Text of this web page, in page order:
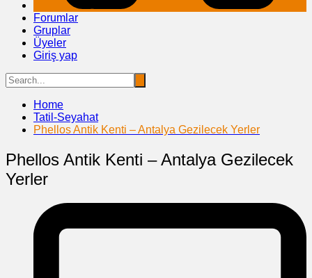
Forumlar
Gruplar
Üyeler
Giriş yap
Home
Tatil-Seyahat
Phellos Antik Kenti – Antalya Gezilecek Yerler
Phellos Antik Kenti – Antalya Gezilecek
Yerler